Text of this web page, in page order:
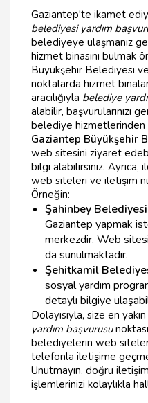
Gaziantep'te ikamet
belediyesi yardım
belediyeye ulaşmanız
hizmet binasını bulmak
Büyükşehir Belediyesi
noktalarda hizmet
aracılığıyla belediye
alabilir, başvurularınızı
belediye hizmetlerinden
Gaziantep Büyükşehir
web sitesini ziyaret
bilgi alabilirsiniz.
web siteleri ve iletişim
Örneğin:
Şahinbey
Gaziantep yapmak
merkezdir. Web
da sunulmaktadır.
Şehitkamil
sosyal yardım
detaylı bilgiye
Dolayısıyla, size en yakın
yardım başvurusu
belediyelerin web
telefonla iletişime
Unutmayın, doğru
işlemlerinizi kolaylıkla